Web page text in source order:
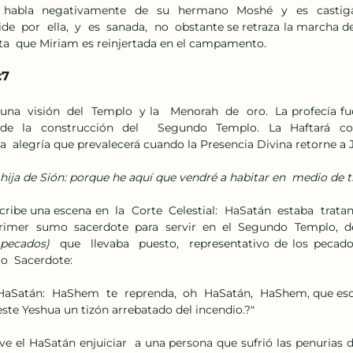
negativamente  de  su  hermano  Moshé  y  es
por  ella,  y  es  sanada,  no  obstante se retraza la marcha
que Miriam es reinjertada en el campamento.
visión  del  Templo  y la   Menorah  de  oro.  La profecía
la construcción del  Segundo Templo. La Haftará
alegría que prevalecerá cuando la Presencia Divina retorne a
de Sión: porque he aquí que vendré a habitar en  medio de
una escena en  la  Corte  Celestial:  HaSatán  estaba
sumo  sacerdote  para  servir  en  el  Segundo  Templo,
que  llevaba  puesto,  representativo de los
Sacerdote:
HaShem  te  reprenda,  oh  HaSatán,  HaShem, que
Yeshua un tizón arrebatado del incendio.?"
el HaSatán enjuiciar  a una persona que sufrió las penurias